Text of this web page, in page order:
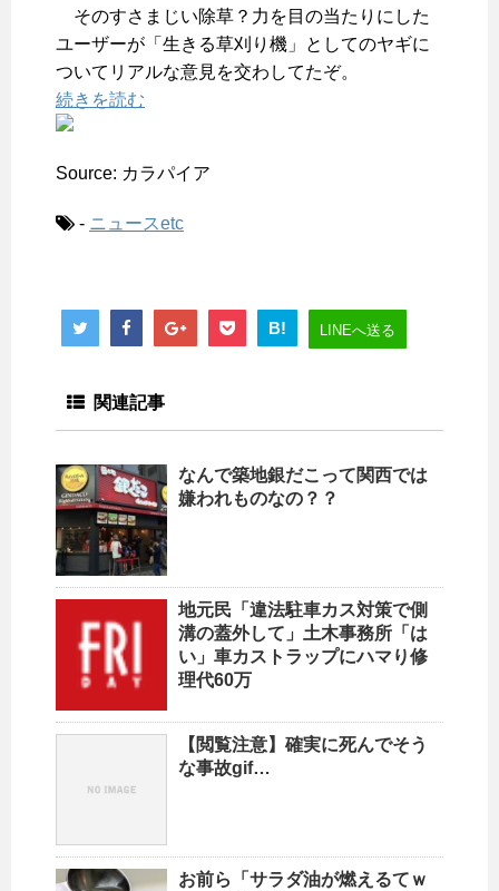
そのすさまじい除草？力を目の当たりにした
ユーザーが「生きる草刈り機」としてのヤギに
ついてリアルな意見を交わしてたぞ。
続きを読む
Source: カラパイア
- ニュースetc
B! LINEへ送る
関連記事
なんで築地銀だこって関西では
嫌われものなの？？
地元民「違法駐車カス対策で側
溝の蓋外して」土木事務所「は
い」車カストラップにハマり修
理代60万
【閲覧注意】確実に死んでそう
な事故gif…
お前ら「サラダ油が燃えるてｗ